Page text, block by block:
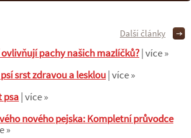
pachy našich mazlíčků?| více »
srst zdravou a lesklou| více »
psa| více »
nového pejska: Kompletní průvodce
»
Další články